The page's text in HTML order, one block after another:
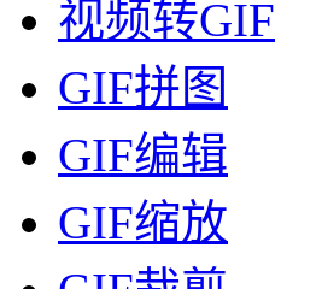
视频转GIF
GIF拼图
GIF编辑
GIF缩放